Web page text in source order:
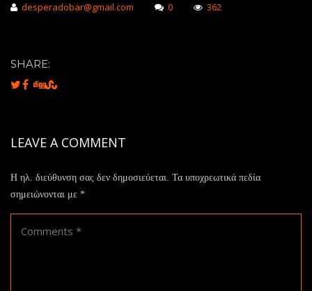
desperadobar@gmail.com 0 362
SHARE:
LEAVE A COMMENT
Η ηλ. διεύθυνση σας δεν δημοσιεύεται. Τα υποχρεωτικά πεδία
σημειώνονται με *